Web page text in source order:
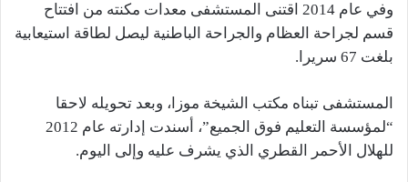
وفي عام 2014 اقتنى المستشفى معدات مكنته من افتتاح
قسم لجراحة العظام والجراحة الباطنية ليصل لطاقة استيعابية
بلغت 67 سريرا.
المستشفى تبناه مكتب الشيخة موزا، وبعد تحويله لاحقا
“لمؤسسة التعليم فوق الجميع”، أسندت إدارته عام 2012
للهلال الأحمر القطري الذي يشرف عليه وإلى اليوم.